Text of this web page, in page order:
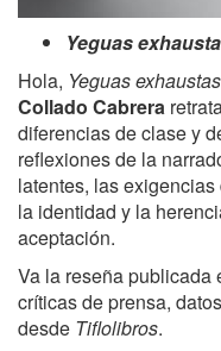
Yeguas
Hola, Yeguas exhaustas
Collado Cabrera
diferencias de clase y
reflexiones de la
latentes, las
la identidad y la
aceptación.
Va la reseña publicada
críticas de prensa,
desde Tiflolibros.